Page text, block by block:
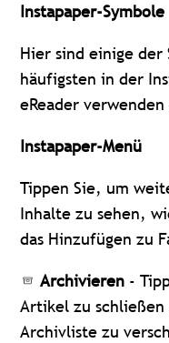
Instapaper-Symbole
Hier sind einige der
häufigsten in der
eReader
Instapaper-Menü
Tippen Sie, um
Inhalte zu sehen,
das Hinzufügen zu
Archivieren-
Artikel zu
Archivliste zu